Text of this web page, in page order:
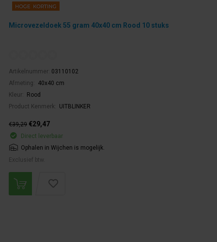
Microvezeldoek 55 gram 40x40 cm Rood 10 stuks
Artikelnummer: 03110102
Afmeting:
40x40 cm
Kleur:
Rood
Product Kenmerk:
UITBLINKER
€39,29 €29,47
Direct leverbaar
Ophalen in Wijchen is mogelijk.
Exclusief btw.